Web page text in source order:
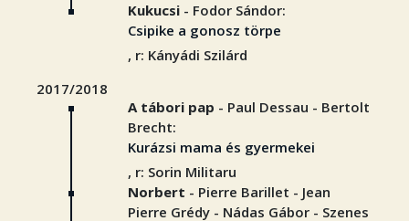
Kukucsi - Fodor Sándor:
Csipike a gonosz törpe
, r: Kányádi Szilárd
2017/2018
A tábori pap - Paul Dessau - Bertolt
Brecht:
Kurázsi mama és gyermekei
, r: Sorin Militaru
Norbert - Pierre Barillet - Jean
Pierre Grédy - Nádas Gábor - Szenes